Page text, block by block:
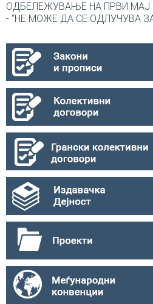
ОДБЕЛЕЖУВАЊЕ НА ПРВИ МАЈ
- “НЕ МОЖЕ ДА СЕ ОДЛУЧУВА